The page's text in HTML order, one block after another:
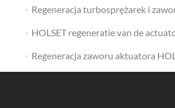
Regeneracja turbosprężarek i
HOLSET regeneratie van de
Regeneracja zaworu aktuatora